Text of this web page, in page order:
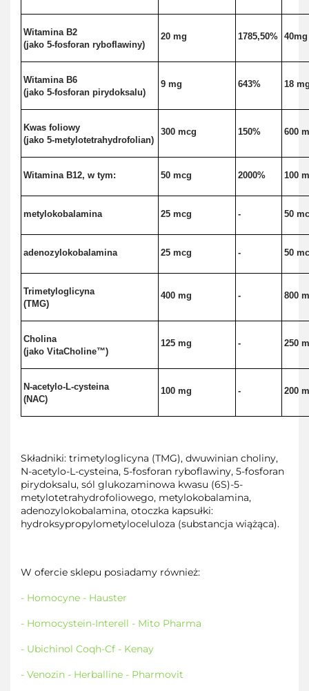
Witamina B2
(jako 5-fosforan ryboflawiny)
20 mg 1785,50% 40mg
Witamina B6
(jako 5-fosforan pirydoksalu)
9 mg 643% 18
Kwas foliowy
(jako 5-metylotetrahydrofolian)
300 mcg 150% 600
Witamina B12, w tym: 50 mcg 2000% 100
metylokobalamina 25 mcg - 50
adenozylokobalamina 25 mcg - 50
Trimetyloglicyna
(TMG)
400 mg - 800
Cholina
(jako VitaCholine™)
125 mg - 250
N-acetylo-L-cysteina
(NAC)
100 mg - 200
Składniki: trimetyloglicyna (TMG), dwuwinian choliny,
N-acetylo-L-cysteina, 5-fosforan ryboflawiny, 5-fosforan
pirydoksalu, sól glukozaminowa kwasu (6S)-5-
metylotetrahydrofoliowego, metylokobalamina,
adenozylokobalamina, otoczka kapsułki:
hydroksypropylometyloceluloza (substancja wiążąca).
W ofercie sklepu posiadamy również:
- Homocyne - Hauster
- Homocystein-Interell - Mito Pharma
- Ubichinol Coqh-Cf - Kenay
- Venozin - Herballine - Pharmovit